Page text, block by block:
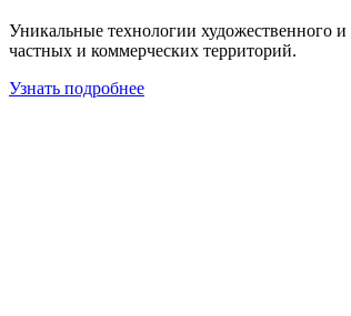
Уникальные технологии художественного
частных и коммерческих территорий.
Узнать подробнее